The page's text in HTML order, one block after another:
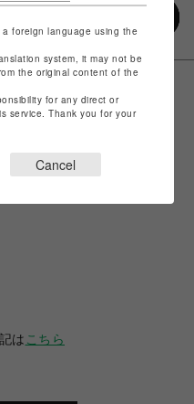
は こちら
foreign language using the
system, it may not be
the original content of the
for any direct or
service. Thank you for your
Cancel